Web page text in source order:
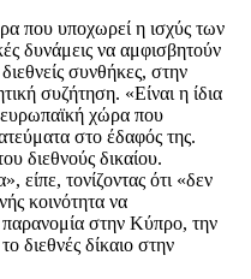
που υποχωρεί η ισχύς των
δυνάμεις να αμφισβητούν
συνθήκες, στην
συζήτηση. «Είναι η ίδια
ευρωπαϊκή χώρα που
στο έδαφός της.
διεθνούς δικαίου.
είπε, τονίζοντας ότι «δεν
κοινότητα να
παρανομία στην Κύπρο, την
διεθνές δίκαιο στην